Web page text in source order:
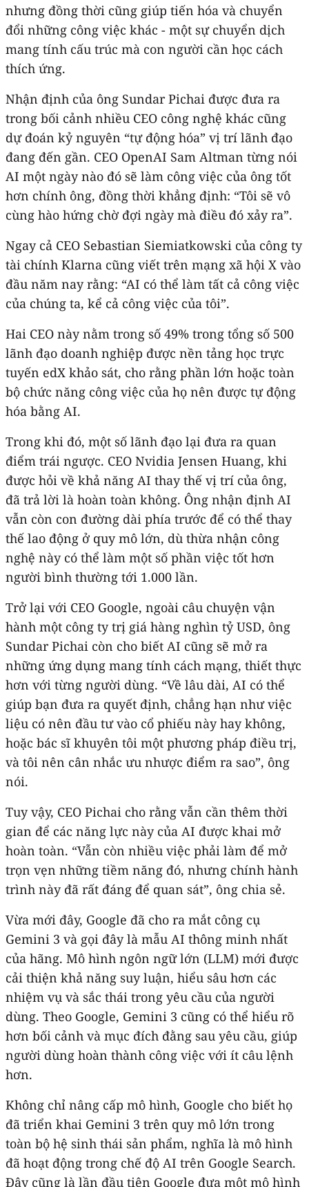
nhưng đồng thời cũng giúp tiến hóa và chuyển
đổi những công việc khác - một sự chuyển dịch
mang tính cấu trúc mà con người cần học cách
thích ứng.
Nhận định của ông Sundar Pichai được đưa ra
trong bối cảnh nhiều CEO công nghệ khác cũng
dự đoán kỷ nguyên “tự động hóa” vị trí lãnh đạo
đang đến gần. CEO OpenAI Sam Altman từng nói
AI một ngày nào đó sẽ làm công việc của ông tốt
hơn chính ông, đồng thời khẳng định: “Tôi sẽ vô
cùng hào hứng chờ đợi ngày mà điều đó xảy ra”.
Ngay cả CEO Sebastian Siemiatkowski của công ty
tài chính Klarna cũng viết trên mạng xã hội X vào
đầu năm nay rằng: “AI có thể làm tất cả công việc
của chúng ta, kể cả công việc của tôi”.
Hai CEO này nằm trong số 49% trong tổng số 500
lãnh đạo doanh nghiệp được nền tảng học trực
tuyến edX khảo sát, cho rằng phần lớn hoặc toàn
bộ chức năng công việc của họ nên được tự động
hóa bằng AI.
Trong khi đó, một số lãnh đạo lại đưa ra quan
điểm trái ngược. CEO Nvidia Jensen Huang, khi
được hỏi về khả năng AI thay thế vị trí của ông,
đã trả lời là hoàn toàn không. Ông nhận định AI
vẫn còn con đường dài phía trước để có thể thay
thế lao động ở quy mô lớn, dù thừa nhận công
nghệ này có thể làm một số phần việc tốt hơn
người bình thường tới 1.000 lần.
Trở lại với CEO Google, ngoài câu chuyện vận
hành một công ty trị giá hàng nghìn tỷ USD, ông
Sundar Pichai còn cho biết AI cũng sẽ mở ra
những ứng dụng mang tính cách mạng, thiết thực
hơn với từng người dùng. “Về lâu dài, AI có thể
giúp bạn đưa ra quyết định, chẳng hạn như việc
liệu có nên đầu tư vào cổ phiếu này hay không,
hoặc bác sĩ khuyên tôi một phương pháp điều trị,
và tôi nên cân nhắc ưu nhược điểm ra sao”, ông
nói.
Tuy vậy, CEO Pichai cho rằng vẫn cần thêm thời
gian để các năng lực này của AI được khai mở
hoàn toàn. “Vẫn còn nhiều việc phải làm để mở
trọn vẹn những tiềm năng đó, nhưng chính hành
trình này đã rất đáng để quan sát”, ông chia sẻ.
Vừa mới đây, Google đã cho ra mắt công cụ
Gemini 3 và gọi đây là mẫu AI thông minh nhất
của hãng. Mô hình ngôn ngữ lớn (LLM) mới được
cải thiện khả năng suy luận, hiểu sâu hơn các
nhiệm vụ và sắc thái trong yêu cầu của người
dùng. Theo Google, Gemini 3 cũng có thể hiểu rõ
hơn bối cảnh và mục đích đằng sau yêu cầu, giúp
người dùng hoàn thành công việc với ít câu lệnh
hơn.
Không chỉ nâng cấp mô hình, Google cho biết họ
đã triển khai Gemini 3 trên quy mô lớn trong
toàn bộ hệ sinh thái sản phẩm, nghĩa là mô hình
đã hoạt động trong chế độ AI trên Google Search.
Đây cũng là lần đầu tiên Google đưa một mô hình